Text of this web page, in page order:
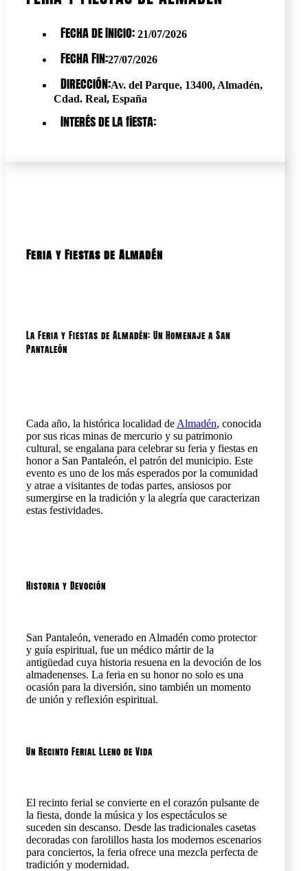
Fecha de Inicio: 21/07/2026
Fecha Fin:27/07/2026
Dirección:Av. del Parque, 13400, Almadén,
Cdad. Real, España
Interés de la fiesta:
Feria y Fiestas de Almadén
La Feria y Fiestas de Almadén: Un Homenaje a San
Pantaleón
Cada año, la histórica localidad de Almadén, conocida
por sus ricas minas de mercurio y su patrimonio
cultural, se engalana para celebrar su feria y fiestas en
honor a San Pantaleón, el patrón del municipio. Este
evento es uno de los más esperados por la comunidad
y atrae a visitantes de todas partes, ansiosos por
sumergirse en la tradición y la alegría que caracterizan
estas festividades.
Historia y Devoción
San Pantaleón, venerado en Almadén como protector
y guía espiritual, fue un médico mártir de la
antigüedad cuya historia resuena en la devoción de los
almadenenses. La feria en su honor no solo es una
ocasión para la diversión, sino también un momento
de unión y reflexión espiritual.
Un Recinto Ferial Lleno de Vida
El recinto ferial se convierte en el corazón pulsante de
la fiesta, donde la música y los espectáculos se
suceden sin descanso. Desde las tradicionales casetas
decoradas con farolillos hasta los modernos escenarios
para conciertos, la feria ofrece una mezcla perfecta de
tradición y modernidad.